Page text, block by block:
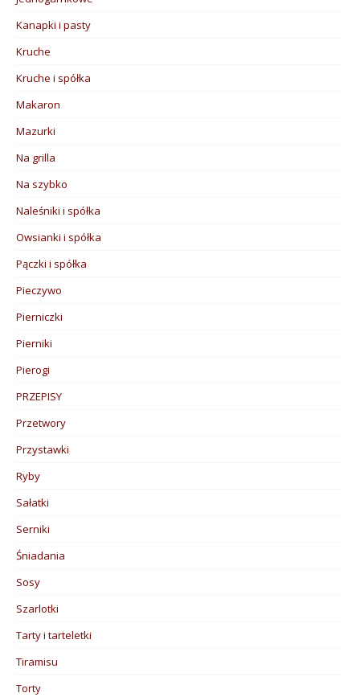
Kanapki i pasty
Kruche
Kruche i spółka
Makaron
Mazurki
Na grilla
Na szybko
Naleśniki i spółka
Owsianki i spółka
Pączki i spółka
Pieczywo
Pierniczki
Pierniki
Pierogi
PRZEPISY
Przetwory
Przystawki
Ryby
Sałatki
Serniki
Śniadania
Sosy
Szarlotki
Tarty i tarteletki
Tiramisu
Torty